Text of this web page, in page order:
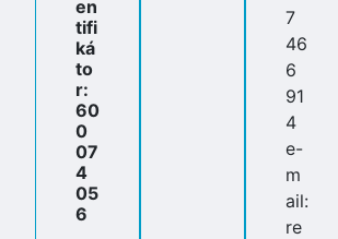
en
tifi
ká
to
r:
60
0
07
4
05
6
7
46
6
91
4
e-
m
ail:
re